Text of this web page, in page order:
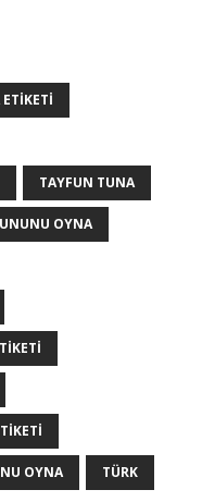
TAYFUN TUNA
OYNA
OYNA TÜRK